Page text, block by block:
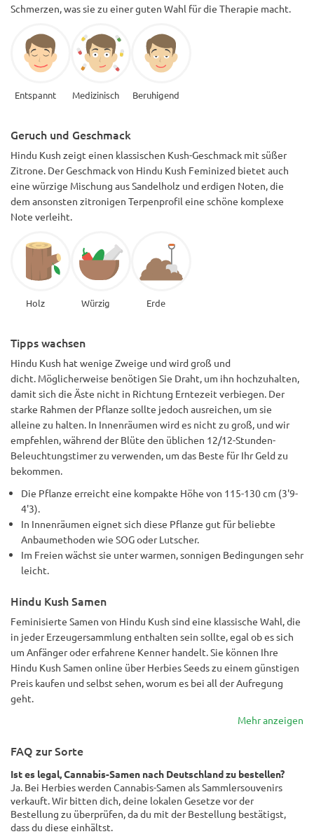
Schmerzen, was sie zu einer guten Wahl für die Therapie macht.
Entspannt Medizinisch Beruhigend
Geruch und Geschmack
Hindu Kush zeigt einen klassischen Kush-Geschmack mit süßer
Zitrone. Der Geschmack von Hindu Kush Feminized bietet auch
eine würzige Mischung aus Sandelholz und erdigen Noten, die
dem ansonsten zitronigen Terpenprofil eine schöne komplexe
Note verleiht.
Holz Würzig Erde
Tipps wachsen
Hindu Kush hat wenige Zweige und wird groß und
dicht. Möglicherweise benötigen Sie Draht, um ihn hochzuhalten,
damit sich die Äste nicht in Richtung Erntezeit verbiegen. Der
starke Rahmen der Pflanze sollte jedoch ausreichen, um sie
alleine zu halten. In Innenräumen wird es nicht zu groß, und wir
empfehlen, während der Blüte den üblichen 12/12-Stunden-
Beleuchtungstimer zu verwenden, um das Beste für Ihr Geld zu
bekommen.
Die Pflanze erreicht eine kompakte Höhe von 115-130 cm (3'9-
4'3).
In Innenräumen eignet sich diese Pflanze gut für beliebte
Anbaumethoden wie SOG oder Lutscher.
Im Freien wächst sie unter warmen, sonnigen Bedingungen sehr
leicht.
Hindu Kush Samen
Feminisierte Samen von Hindu Kush sind eine klassische Wahl, die
in jeder Erzeugersammlung enthalten sein sollte, egal ob es sich
um Anfänger oder erfahrene Kenner handelt. Sie können Ihre
Hindu Kush Samen online über Herbies Seeds zu einem günstigen
Preis kaufen und selbst sehen, worum es bei all der Aufregung
geht.
Mehr anzeigen
FAQ zur Sorte
Ist es legal, Cannabis-Samen nach Deutschland zu bestellen?
Ja. Bei Herbies werden Cannabis-Samen als Sammlersouvenirs
verkauft. Wir bitten dich, deine lokalen Gesetze vor der
Bestellung zu überprüfen, da du mit der Bestellung bestätigst,
dass du diese einhältst.